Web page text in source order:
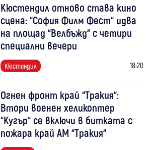
Кюстендил отново става кино
сцена: “София Филм Фест“ идва
на площад “Велбъжд“ с четири
специални вечери
Кюстендил 18:20
Огнен фронт край “Тракия“:
Втори военен хеликоптер
“Кугър“ се включи в битката с
пожара край АМ “Тракия“